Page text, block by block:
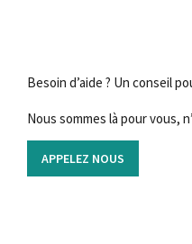
Besoin d’aide ? Un conseil
Nous sommes là pour vous,
APPELEZ NOUS